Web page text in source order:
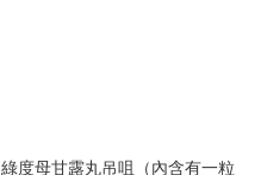
綠度母甘露丸吊咀（內含有一粒